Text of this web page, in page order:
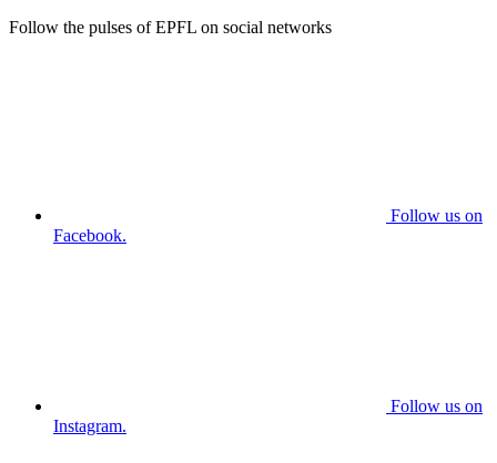
Follow the pulses of EPFL on social networks
Follow us on
Facebook.
Follow us on
Instagram.